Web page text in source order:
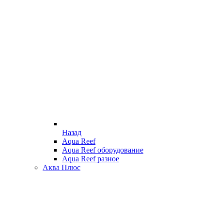
Назад
Aqua Reef
Aqua Reef оборудование
Aqua Reef разное
Аква Плюс